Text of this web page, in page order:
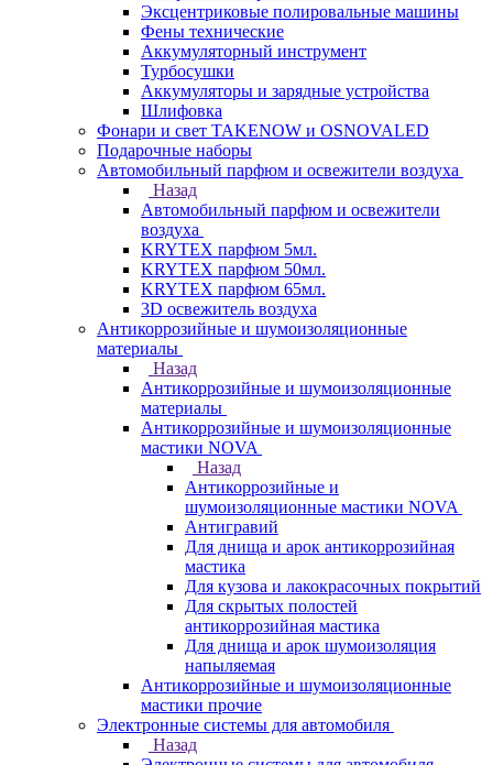
Эксцентриковые полировальные машины
Фены технические
Аккумуляторный инструмент
Турбосушки
Аккумуляторы и зарядные устройства
Шлифовка
Фонари и свет TAKENOW и OSNOVALED
Подарочные наборы
Автомобильный парфюм и освежители воздуха
Назад
Автомобильный парфюм и освежители
воздуха
KRYTEX парфюм 5мл.
KRYTEX парфюм 50мл.
KRYTEX парфюм 65мл.
3D освежитель воздуха
Антикоррозийные и шумоизоляционные
материалы
Назад
Антикоррозийные и шумоизоляционные
материалы
Антикоррозийные и шумоизоляционные
мастики NOVA
Назад
Антикоррозийные и
шумоизоляционные мастики NOVA
Антигравий
Для днища и арок антикоррозийная
мастика
Для кузова и лакокрасочных покрытий
Для скрытых полостей
антикоррозийная мастика
Для днища и арок шумоизоляция
напыляемая
Антикоррозийные и шумоизоляционные
мастики прочие
Электронные системы для автомобиля
Назад